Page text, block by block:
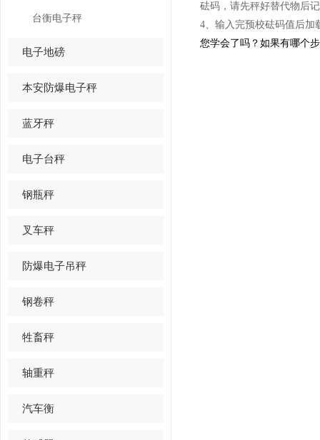
台衡电子秤
电子地磅
本安防爆电子秤
蓝牙秤
电子台秤
钢瓶秤
叉车秤
防爆电子吊秤
钢卷秤
牲畜秤
轴重秤
汽车衡
砝码，请先秤好替代物后
4、输入完预校砝码值后加
您学会了吗？如果有哪个